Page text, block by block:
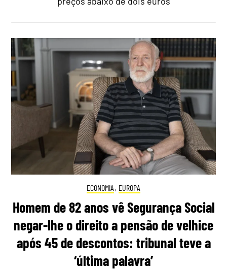
ECONOMIA , EUROPA
Homem de 82 anos vê Segurança Social
negar-lhe o direito a pensão de velhice
após 45 de descontos: tribunal teve a
‘última palavra’